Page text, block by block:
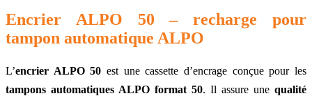
Encrier ALPO 50 – recharge pour
tampon automatique ALPO
L’encrier ALPO 50 est une cassette d’encrage conçue pour les
tampons automatiques ALPO format 50. Il assure une qualité